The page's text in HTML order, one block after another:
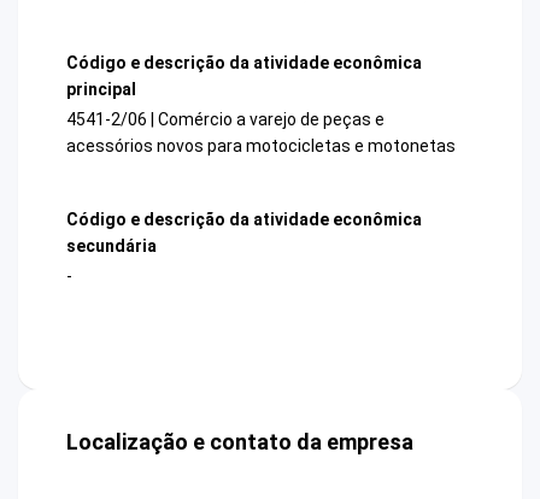
Código e descrição da atividade econômica
principal
4541-2/06 | Comércio a varejo de peças e
acessórios novos para motocicletas e motonetas
Código e descrição da atividade econômica
secundária
-
Localização e contato da empresa